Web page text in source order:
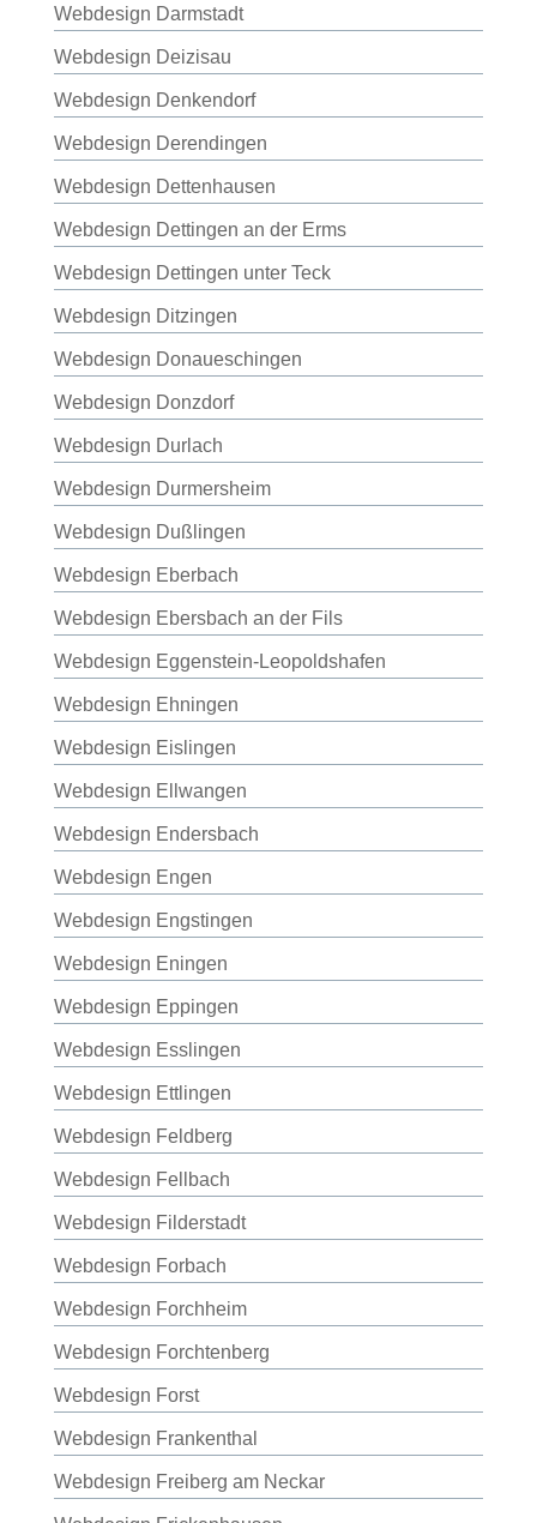
Webdesign Darmstadt
Webdesign Deizisau
Webdesign Denkendorf
Webdesign Derendingen
Webdesign Dettenhausen
Webdesign Dettingen an der Erms
Webdesign Dettingen unter Teck
Webdesign Ditzingen
Webdesign Donaueschingen
Webdesign Donzdorf
Webdesign Durlach
Webdesign Durmersheim
Webdesign Dußlingen
Webdesign Eberbach
Webdesign Ebersbach an der Fils
Webdesign Eggenstein-Leopoldshafen
Webdesign Ehningen
Webdesign Eislingen
Webdesign Ellwangen
Webdesign Endersbach
Webdesign Engen
Webdesign Engstingen
Webdesign Eningen
Webdesign Eppingen
Webdesign Esslingen
Webdesign Ettlingen
Webdesign Feldberg
Webdesign Fellbach
Webdesign Filderstadt
Webdesign Forbach
Webdesign Forchheim
Webdesign Forchtenberg
Webdesign Forst
Webdesign Frankenthal
Webdesign Freiberg am Neckar